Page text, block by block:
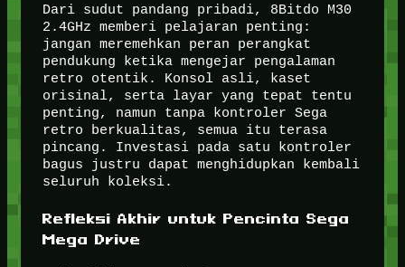
Dari sudut pandang pribadi, 8Bitdo M30
2.4GHz memberi pelajaran penting:
jangan meremehkan peran perangkat
pendukung ketika mengejar pengalaman
retro otentik. Konsol asli, kaset
orisinal, serta layar yang tepat tentu
penting, namun tanpa kontroler Sega
retro berkualitas, semua itu terasa
pincang. Investasi pada satu kontroler
bagus justru dapat menghidupkan kembali
seluruh koleksi.
Refleksi Akhir untuk Pencinta Sega
Mega Drive